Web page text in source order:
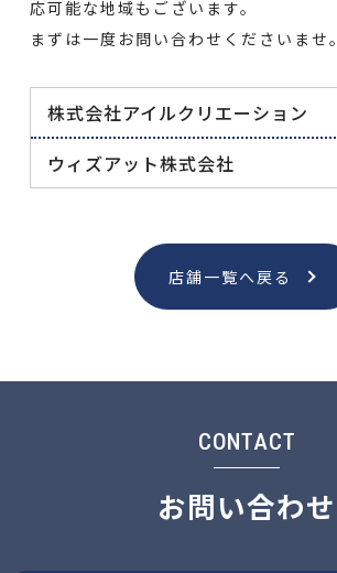
応可能な地域もございます。
まずは一度お問い合わせくださいませ。
株式会社アイルクリエーション
ウィズアット株式会社
店舗一覧へ戻る
CONTACT
お問い合わせ